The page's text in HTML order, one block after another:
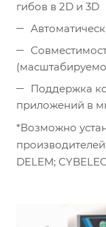
гибов в 2D и 3D
Поддержка
приложений в
*Возможно
DELEM;